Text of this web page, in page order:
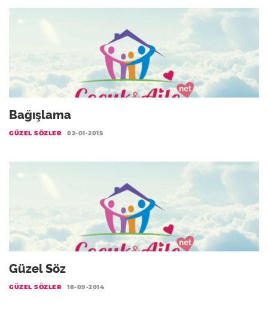
Bağışlama
GÜZEL SÖZLER 02-01-2015
Güzel Söz
GÜZEL SÖZLER 18-09-2014